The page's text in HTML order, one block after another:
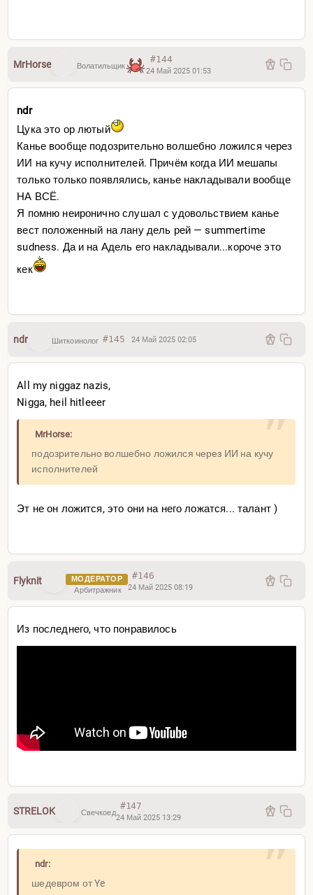
MrHorse Волатильщик
#144
24 Май 2025 01:53
ndr
Цука это ор лютый
Канье вообще подозрительно волшебно ложился через
ИИ на кучу исполнителей. Причём когда ИИ мешапы
только только появлялись, канье накладывали вообще
НА ВСЁ.
Я помню неиронично слушал с удовольствием канье
вест положенный на лану дель рей — summertime
sudness. Да и на Адель его накладывали...короче это
кек
ndr Шиткоинолог #145 24 Май 2025 02:05
All my niggaz nazis,
Nigga, heil hitleeer
MrHorse:
подозрительно волшебно ложился через ИИ на кучу
исполнителей
Эт не он ложится, это они на него ложатся... талант )
Flyknit
МОДЕРАТОР
Арбитражник
#146
24 Май 2025 08:19
Из последнего, что понравилось
STRELOK Свечкоед
#147
24 Май 2025 13:29
ndr:
шедевром от Ye